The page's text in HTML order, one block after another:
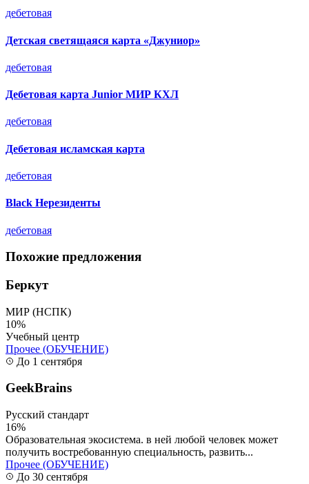
дебетовая
Детская светящаяся карта «Джуниор»
дебетовая
Дебетовая карта Junior МИР КХЛ
дебетовая
Дебетовая исламская карта
дебетовая
Black Нерезиденты
дебетовая
Похожие предложения
Беркут
МИР (НСПК)
10%
Учебный центр
Прочее (ОБУЧЕНИЕ)
До 1 сентября
GeekBrains
Русский стандарт
16%
Образовательная экосистема. в ней любой человек может
получить востребованную специальность, развить...
Прочее (ОБУЧЕНИЕ)
До 30 сентября